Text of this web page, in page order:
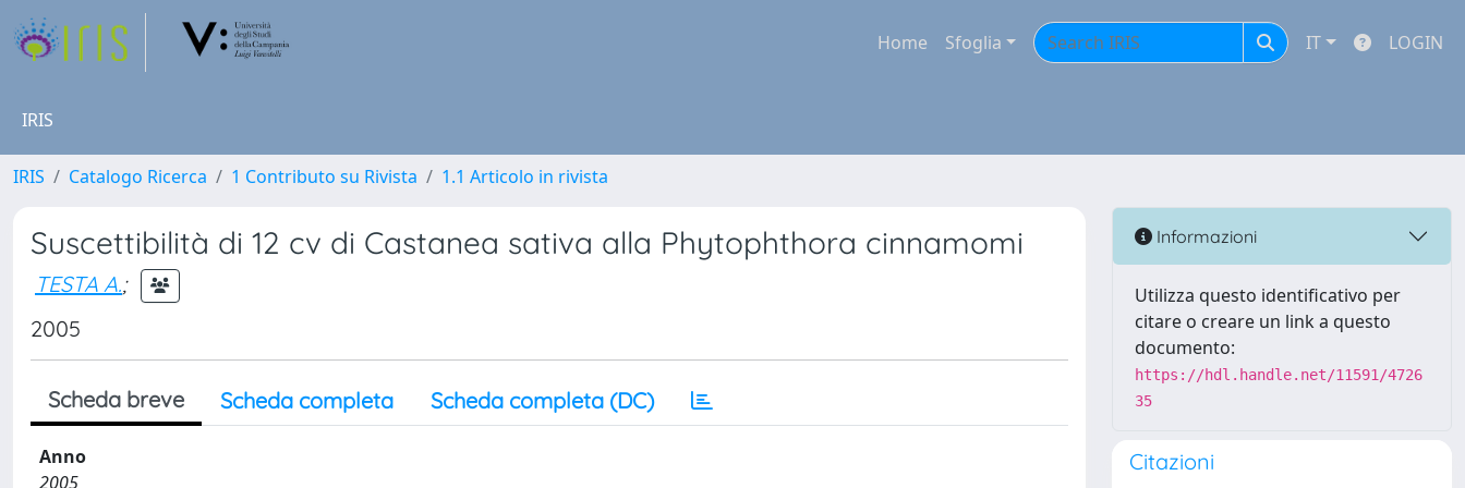
Home Sfoglia IT LOGIN
IRIS
IRIS Catalogo Ricerca 1 Contributo su Rivista 1.1 Articolo in rivista
Suscettibilità di 12 cv di Castanea sativa alla Phytophthora cinnamomi
TESTA A.;
2005
Scheda breve Scheda completa Scheda completa (DC)
Anno
2005
Informazioni
Utilizza questo identificativo per
citare o creare un link a questo
documento:
https://hdl.handle.net/11591/4726
35
Citazioni